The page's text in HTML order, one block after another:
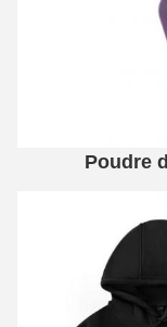
Poudre